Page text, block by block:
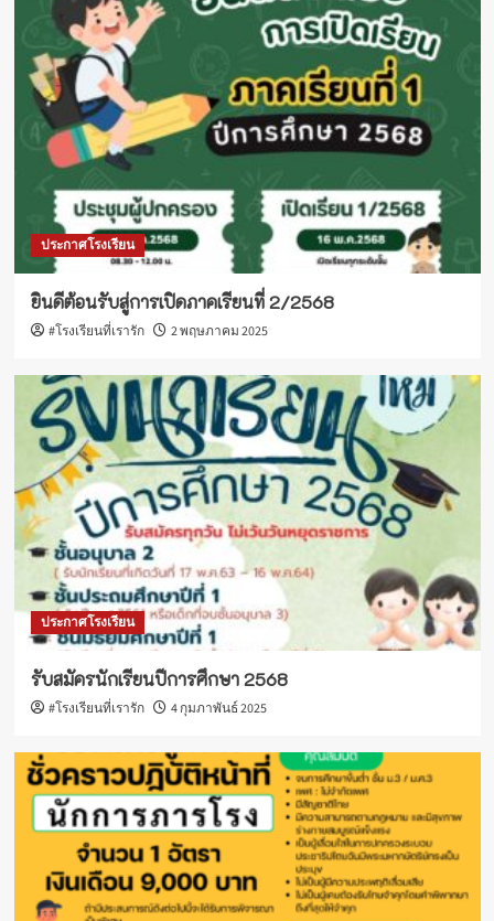
ประกาศโรงเรียน
ยินดีต้อนรับสู่การเปิดภาคเรียนที่ 2/2568
#โรงเรียนที่เรารัก 2 พฤษภาคม 2025
ประกาศโรงเรียน
รับสมัครนักเรียนปีการศึกษา 2568
#โรงเรียนที่เรารัก 4 กุมภาพันธ์ 2025